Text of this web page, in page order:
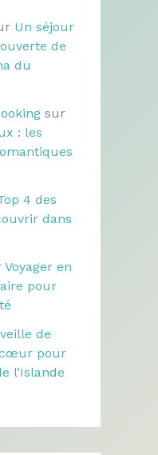
Un séjour
de
du
sur
: les
4 des
dans
Voyager en
pour
de
pour
l’Islande